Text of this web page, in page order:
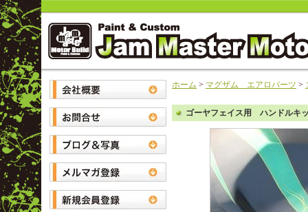
ホーム > マグザム エアロパーツ >
ゴーヤフェイス用 ハンドル